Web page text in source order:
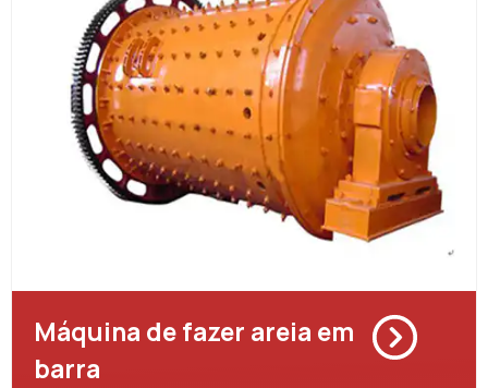
Máquina de fazer areia em
barra